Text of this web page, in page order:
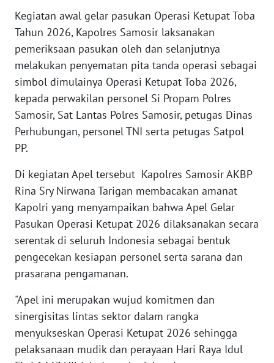
Kegiatan awal gelar pasukan Operasi Ketupat Toba
Tahun 2026, Kapolres Samosir laksanakan
pemeriksaan pasukan oleh dan selanjutnya
melakukan penyematan pita tanda operasi sebagai
simbol dimulainya Operasi Ketupat Toba 2026,
kepada perwakilan personel Si Propam Polres
Samosir, Sat Lantas Polres Samosir, petugas Dinas
Perhubungan, personel TNI serta petugas Satpol
PP.
Di kegiatan Apel tersebut Kapolres Samosir AKBP
Rina Sry Nirwana Tarigan membacakan amanat
Kapolri yang menyampaikan bahwa Apel Gelar
Pasukan Operasi Ketupat 2026 dilaksanakan secara
serentak di seluruh Indonesia sebagai bentuk
pengecekan kesiapan personel serta sarana dan
prasarana pengamanan.
"Apel ini merupakan wujud komitmen dan
sinergisitas lintas sektor dalam rangka
menyukseskan Operasi Ketupat 2026 sehingga
pelaksanaan mudik dan perayaan Hari Raya Idul
SUMBAR
WN
WN
BENGKULU
WN
LAMPUNG
WN
JATENG
WN
NUSANTARA
WN
WN
JATIM